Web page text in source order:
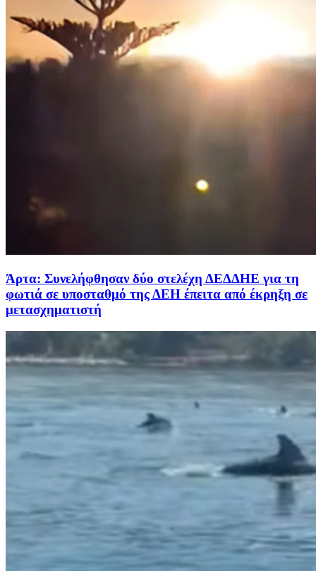
Άρτα: Συνελήφθησαν δύο στελέχη ΔΕΔΔΗΕ για τη
φωτιά σε υποσταθμό της ΔΕΗ έπειτα από έκρηξη σε
μετασχηματιστή